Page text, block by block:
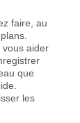
faire, au
vous aider
que
les